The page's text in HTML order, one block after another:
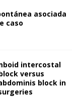
asociada
caso
intercostal
versus
block in